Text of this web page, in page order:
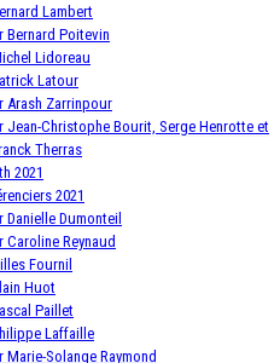
Lambert
Bernard Poitevin
Lidoreau
Latour
Arash Zarrinpour
Jean-Christophe Bourit, Serge Henrotte et
Therras
2021
2021
Danielle Dumonteil
Caroline Reynaud
Fournil
Huot
Paillet
Laffaille
Marie-Solange Raymond